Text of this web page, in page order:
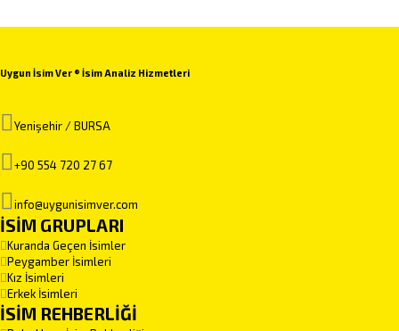
Uygun İsim Ver ® İsim Analiz Hizmetleri
Yenişehir / BURSA
+90 554 720 27 67
info@uygunisimver.com
İSİM GRUPLARI
Kuranda Geçen İsimler
Peygamber İsimleri
Kız İsimleri
Erkek İsimleri
İSİM REHBERLİĞİ